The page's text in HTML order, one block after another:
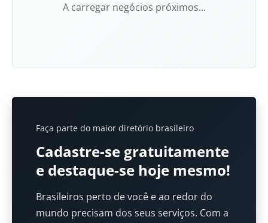
A carregar negócios próximos...
Faça parte do maior diretório brasileiro
Cadastre-se gratuitamente
e destaque-se hoje mesmo!
Brasileiros perto de você e ao redor do
mundo precisam dos seus serviços. Com a